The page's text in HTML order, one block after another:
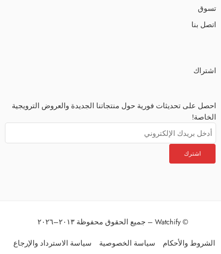
تسوق
اتصل بنا
اشتراك
احصل على تحديثات فورية حول منتجاتنا الجديدة والعروض الترويجية
الخاصة!
© Watchify – جميع الحقوق محفوظة ٢٠١٣–٢٠٢٦
الشروط والأحكام سياسة الخصوصية سياسة الاسترداد والإرجاع